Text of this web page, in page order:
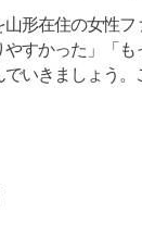
形在住の女性
すかった」「
いきましょう。